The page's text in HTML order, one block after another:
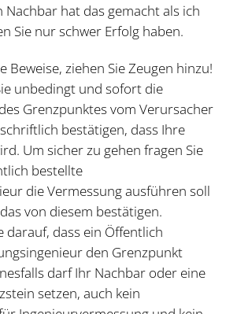
Nachbar hat das gemacht als ich
Sie nur schwer Erfolg haben.
Beweise, ziehen Sie Zeugen hinzu!
unbedingt und sofort die
Grenzpunktes vom Verursacher
bestätigen, dass Ihre
Um sicher zu gehen fragen Sie
bestellte
die Vermessung ausführen soll
von diesem bestätigen.
darauf, dass ein Öffentlich
den Grenzpunkt
darf Ihr Nachbar oder eine
setzen, auch kein